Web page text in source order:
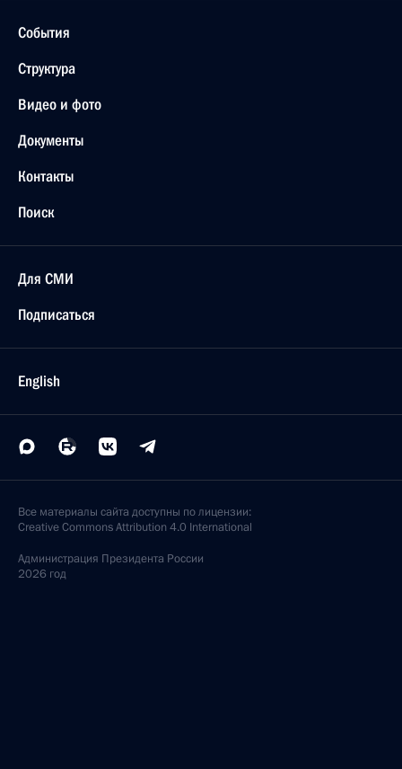
События
Структура
Видео и фото
Документы
Контакты
Поиск
Для СМИ
Подписаться
English
Все материалы сайта доступны по лицензии:
Creative Commons Attribution 4.0 International
Администрация Президента России
2026 год